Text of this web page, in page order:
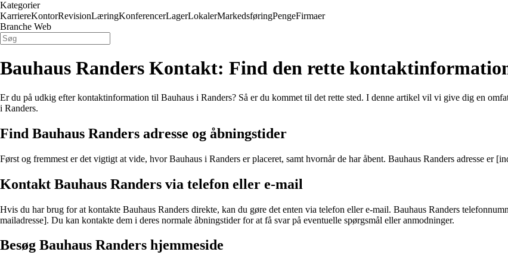
Kategorier
KarriereKontorRevisionLæringKonferencerLagerLokalerMarkedsføringPengeFirmaer
Branche Web
Bauhaus Randers Kontakt: Find den rette
Er du på udkig efter kontaktinformation til Bauhaus i Randers? Så er du kommet til det rette sted. I denne artikel vil vi give dig en
i Randers.
Find Bauhaus Randers adresse og åbningstider
Først og fremmest er det vigtigt at vide, hvor Bauhaus i Randers er placeret, samt hvornår de har åbent. Bauhaus Randers adresse er
Kontakt Bauhaus Randers via telefon eller e-mail
Hvis du har brug for at kontakte Bauhaus Randers direkte, kan du gøre det enten via telefon eller e-mail. Bauhaus Randers
mailadresse]. Du kan kontakte dem i deres normale åbningstider for at få svar på eventuelle spørgsmål eller anmodninger.
Besøg Bauhaus Randers hjemmeside